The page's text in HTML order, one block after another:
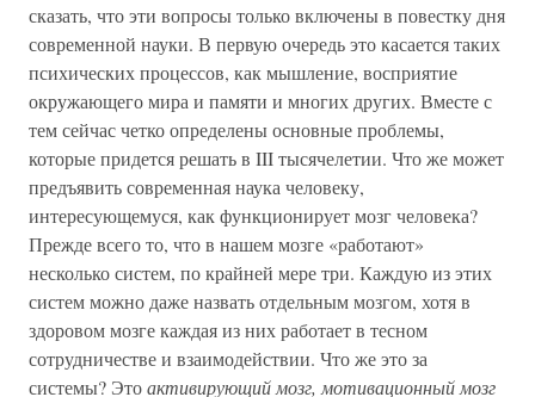
сказать, что эти вопросы только включены в повестку дня
современной науки. В первую очередь это касается таких
психических процессов, как мышление, восприятие
окружающего мира и памяти и многих других. Вместе с
тем сейчас четко определены основные проблемы,
которые придется решать в III тысячелетии. Что же может
предъявить современная наука человеку,
интересующемуся, как функционирует мозг человека?
Прежде всего то, что в нашем мозге «работают»
несколько систем, по крайней мере три. Каждую из этих
систем можно даже назвать отдельным мозгом, хотя в
здоровом мозге каждая из них работает в тесном
сотрудничестве и взаимодействии. Что же это за
системы? Этоактивирующий мозг, мотивационный мозг